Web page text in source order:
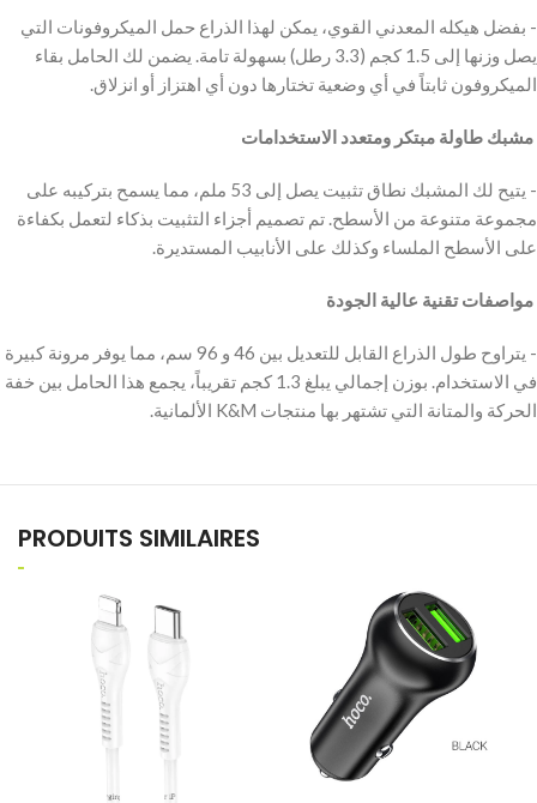
‫- بفضل هيكله المعدني القوي، يمكن لهذا الذراع حمل الميكروفونات التي
يصل وزنها إلى 1.5 كجم (3.3 رطل) بسهولة تامة. يضمن لك الحامل بقاء
الميكروفون ثابتاً في أي وضعية تختارها دون أي اهتزاز أو انزلاق.
‫ مشبك طاولة مبتكر ومتعدد الاستخدامات
‫- يتيح لك المشبك نطاق تثبيت يصل إلى 53 ملم، مما يسمح بتركيبه على
مجموعة متنوعة من الأسطح. تم تصميم أجزاء التثبيت بذكاء لتعمل بكفاءة
على الأسطح الملساء وكذلك على الأنابيب المستديرة.
‫ مواصفات تقنية عالية الجودة
‫- يتراوح طول الذراع القابل للتعديل بين 46 و 96 سم، مما يوفر مرونة كبيرة
في الاستخدام. بوزن إجمالي يبلغ 1.3 كجم تقريباً، يجمع هذا الحامل بين خفة
الحركة والمتانة التي تشتهر بها منتجات K&M الألمانية.
PRODUITS SIMILAIRES